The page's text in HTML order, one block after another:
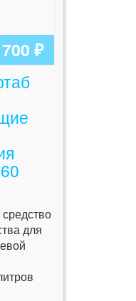
₽
для